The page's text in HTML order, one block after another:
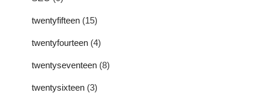
twentyfifteen (15)
twentyfourteen (4)
twentyseventeen (8)
twentysixteen (3)